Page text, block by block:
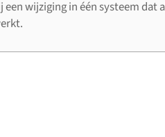
een wijziging in één systeem dat